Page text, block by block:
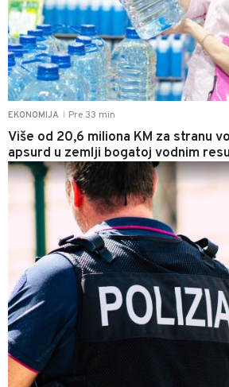
EKONOMIJA Pre 33 min
Više od 20,6 miliona KM za stranu
apsurd u zemlji bogatoj vodnim